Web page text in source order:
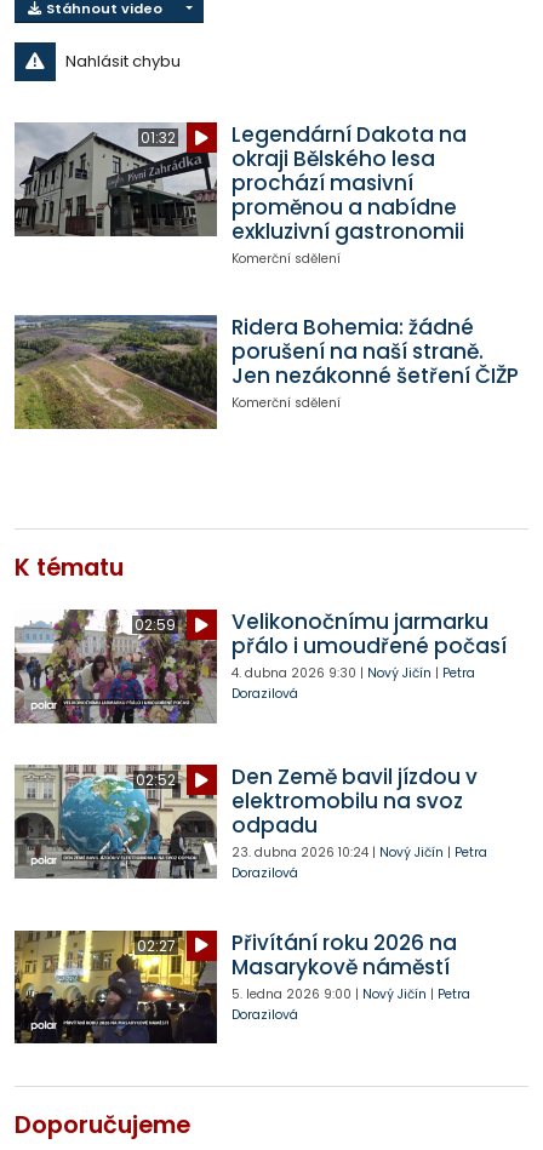
Stáhnout video
Nahlásit chybu
01:32
Legendární Dakota na
okraji Bělského lesa
prochází masivní
proměnou a nabídne
exkluzivní gastronomii
Komerční sdělení
Ridera Bohemia: žádné
porušení na naší straně.
Jen nezákonné šetření ČIŽP
Komerční sdělení
K tématu
02:59
Velikonočnímu jarmarku
přálo i umoudřené počasí
4. dubna 2026 9:30 | Nový Jičín | Petra
Dorazilová
02:52
Den Země bavil jízdou v
elektromobilu na svoz
odpadu
23. dubna 2026 10:24| Nový Jičín | Petra
Dorazilová
02:27
Přivítání roku 2026 na
Masarykově náměstí
5. ledna 2026 9:00 | Nový Jičín | Petra
Dorazilová
Doporučujeme